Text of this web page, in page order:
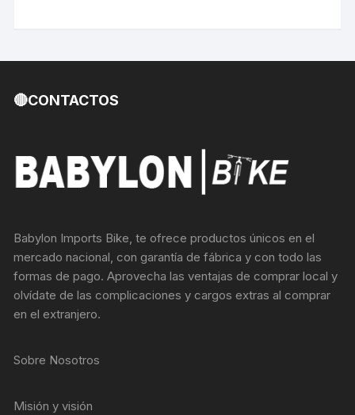
🔴CONTACTOS
Babylon Imports Bike, te ofrece productos únicos en el
mercado nacional, con garantía de fábrica y con todo las
formas de pago. Aprovecha las ventajas de comprar local y
olvídate de las complicaciones y cargos extras al comprar
en el extranjero.
Sobre Nosotros
Misión y visión